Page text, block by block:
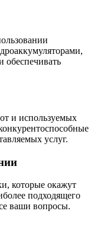
обеспечивать
и используемых
услуг.
которые окажут
подходящего
ваши вопросы.